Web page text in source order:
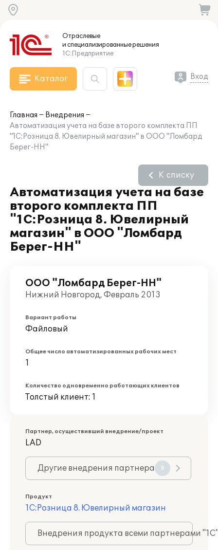
Отраслевые
и специализированныерешения
1С:Предприятие
Каталог Вход
Главная
Внедрения
Автоматизация учета на базе второго комплекта ПП
"1С:Розница 8. Ювелирный магазин" в ООО "Ломбард
Берег-НН"
Автоматизация учета на базе
второго комплекта ПП
"1С:Розница 8. Ювелирный
магазин" в ООО "Ломбард
Берег-НН"
К списку
ООО "Ломбард Берег-НН"
Нижний Новгород, Февраль 2013
Вариант работы
Файловый
Общее число автоматизированных рабочих мест
1
Количество одновременно работающих клиентов
Толстый клиент: 1
Партнер, осуществивший внедрение/проект
LAD
Другие внедрения партнера 5
Продукт
1С:Розница 8. Ювелирный магазин
Внедрения продукта всеми партнерами